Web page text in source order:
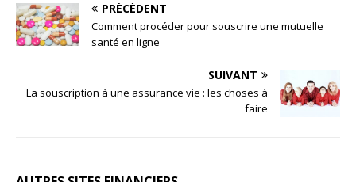
PRÉCÉDENT
Comment procéder pour souscrire une mutuelle
santé en ligne
SUIVANT
La souscription à une assurance vie : les choses à
faire